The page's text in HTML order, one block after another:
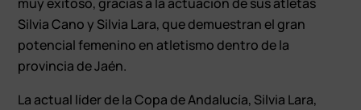
Silvia Cano y Silvia Lara, que demuestran el gran
potencial femenino en atletismo dentro de la
provincia de Jaén.
La actual líder de la Copa de Andalucía, Silvia Lara,